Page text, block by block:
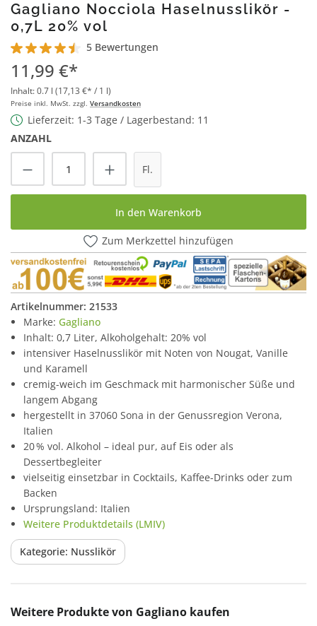
Gagliano Nocciola Haselnusslikör -
0,7L 20% vol
Durchschnittliche Bewertung von 4.6 von 5 Sternen
5 Bewertungen
11,99 €*
Inhalt:0.7 l (17,13 €* / 1 l)
Preise inkl. MwSt. zzgl. Versandkosten
Lieferzeit: 1-3 Tage / Lagerbestand: 11
ANZAHL
Produkt Anzahl: Gib den gewünschten
Fl.
In den Warenkorb
Zum Merkzettel hinzufügen
Artikelnummer: 21533
Marke: Gagliano
Inhalt: 0,7 Liter, Alkoholgehalt: 20% vol
intensiver Haselnusslikör mit Noten von Nougat, Vanille
und Karamell
cremig-weich im Geschmack mit harmonischer Süße und
langem Abgang
hergestellt in 37060 Sona in der Genussregion Verona,
Italien
20 % vol. Alkohol – ideal pur, auf Eis oder als
Dessertbegleiter
vielseitig einsetzbar in Cocktails, Kaffee-Drinks oder zum
Backen
Ursprungsland: Italien
Weitere Produktdetails (LMIV)
Kategorie: Nusslikör
Produktgalerie überspringen
Weitere Produkte von Gagliano kaufen